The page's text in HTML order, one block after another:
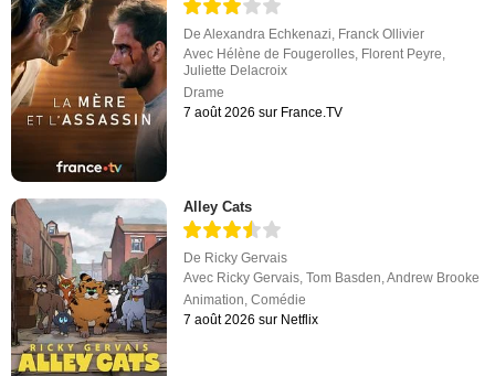
DeAlexandra Echkenazi, Franck Ollivier
Avec Hélène de Fougerolles, Florent Peyre,
Juliette Delacroix
Drame
7 août 2026 sur France.TV
Alley Cats
De Ricky Gervais
Avec Ricky Gervais,Tom Basden,Andrew Brooke
Animation,Comédie
7 août 2026 sur Netflix